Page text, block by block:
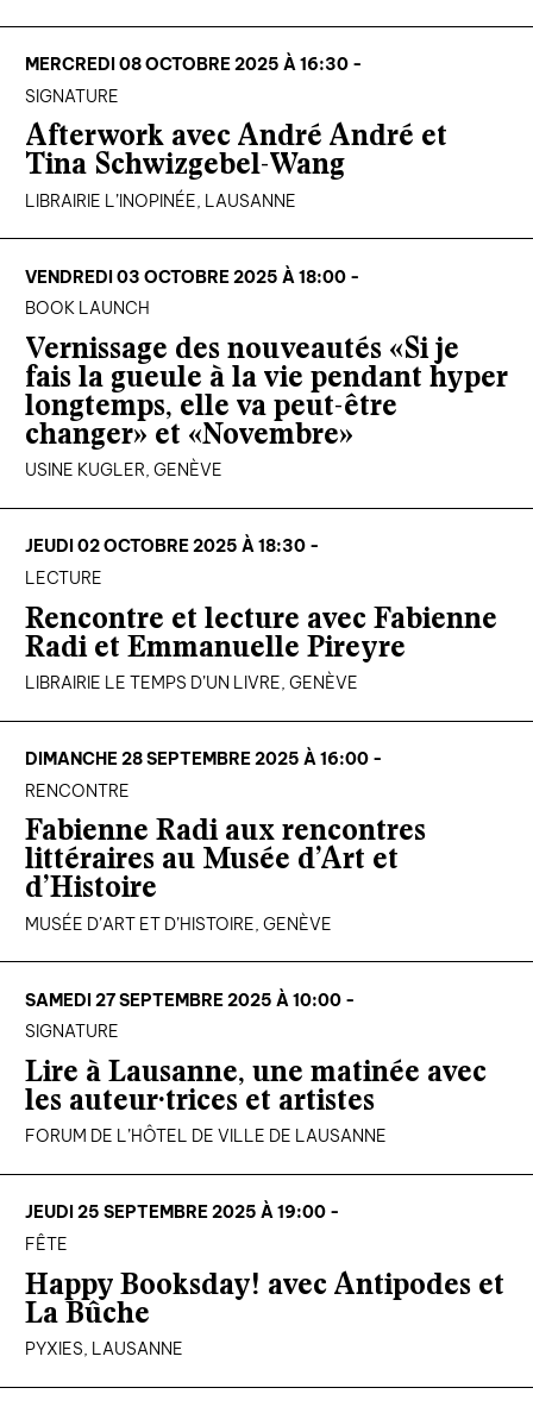
MERCREDI 08 OCTOBRE 2025 À 16:30 -
SIGNATURE
Afterwork avec André André et
Tina Schwizgebel-Wang
LIBRAIRIE L’INOPINÉE, LAUSANNE
VENDREDI 03 OCTOBRE 2025 À 18:00 -
BOOK LAUNCH
Vernissage des nouveautés «Si je
fais la gueule à la vie pendant hyper
longtemps, elle va peut-être
changer» et «Novembre»
USINE KUGLER, GENÈVE
JEUDI 02 OCTOBRE 2025 À 18:30 -
LECTURE
Rencontre et lecture avec Fabienne
Radi et Emmanuelle Pireyre
LIBRAIRIE LE TEMPS D’UN LIVRE, GENÈVE
DIMANCHE 28 SEPTEMBRE 2025 À 16:00 -
RENCONTRE
Fabienne Radi aux rencontres
littéraires au Musée d’Art et
d’Histoire
MUSÉE D’ART ET D’HISTOIRE, GENÈVE
SAMEDI 27 SEPTEMBRE 2025 À 10:00 -
SIGNATURE
Lire à Lausanne, une matinée avec
les auteur·trices et artistes
FORUM DE L’HÔTEL DE VILLE DE LAUSANNE
JEUDI 25 SEPTEMBRE 2025 À 19:00 -
FÊTE
Happy Booksday! avec Antipodes et
La Bûche
PYXIES, LAUSANNE